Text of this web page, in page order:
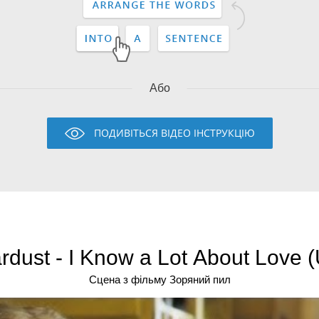
Або
ПОДИВІТЬСЯ ВІДЕО ІНСТРУКЦІЮ
- I Know a Lot About Love
Сцена з фільму Зоряний пил